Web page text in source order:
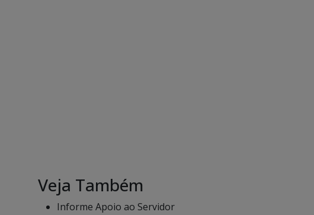
Veja Também
Informe Apoio ao Servidor